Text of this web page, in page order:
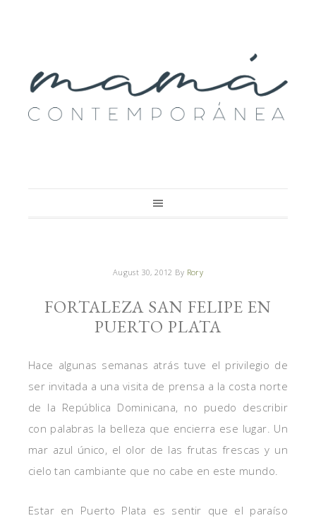
August 30, 2012 By Rory
FORTALEZA SAN FELIPE EN
PUERTO PLATA
Hace algunas semanas atrás tuve el privilegio de
ser invitada a una visita de prensa a la costa norte
de la República Dominicana, no puedo describir
con palabras la belleza que encierra ese lugar. Un
mar azul único, el olor de las frutas frescas y un
cielo tan cambiante que no cabe en este mundo.
Estar en Puerto Plata es sentir que el paraíso